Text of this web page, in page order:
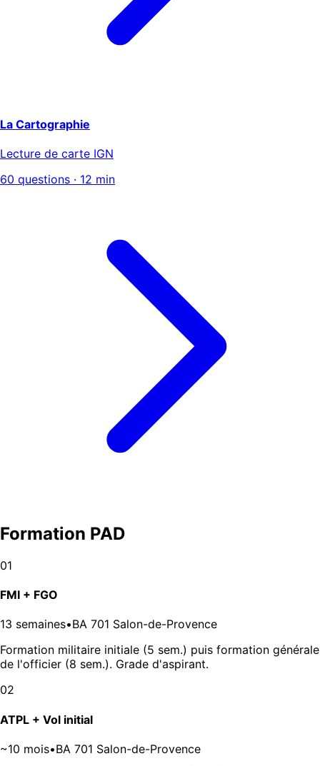
La Cartographie
Lecture de carte IGN
60 questions · 12 min
Formation PAD
01
FMI + FGO
13 semaines•BA 701 Salon-de-Provence
Formation militaire initiale (5 sem.) puis formation générale
de l'officier (8 sem.). Grade d'aspirant.
02
ATPL + Vol initial
~10 mois•BA 701 Salon-de-Provence